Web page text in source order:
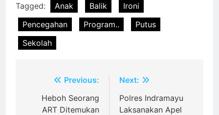
Tagged: Anak Balik
Ironi
Pencegahan
Program..
Putus
Sekolah
navigation
Previous:
Heboh Seorang
ART Ditemukan
Next:
Polres Indramayu
Laksanakan Apel